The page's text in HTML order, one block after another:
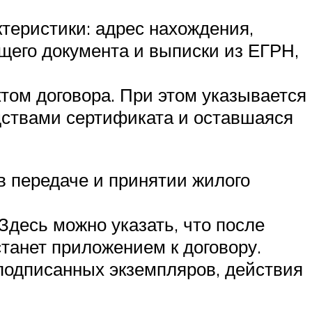
адрес нахождения,
документа и выписки из ЕГРН,
договора. При этом указывается
сертификата и оставшаяся
передаче и принятии жилого
можно указать, что после
приложением к договору.
экземпляров, действия